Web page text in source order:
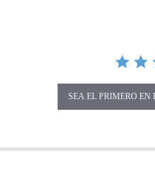
SEA EL PRIMERO